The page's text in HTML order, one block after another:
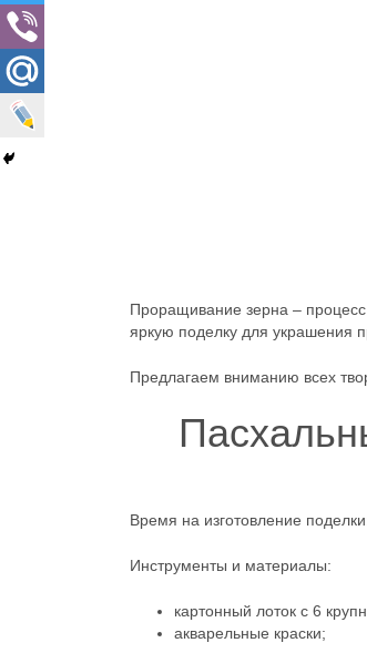
Проращивание зерна –
яркую поделку для украшения
Предлагаем вниманию всех
Время на изготовление
Инструменты и материалы:
картонный лоток с 6
акварельные краски;